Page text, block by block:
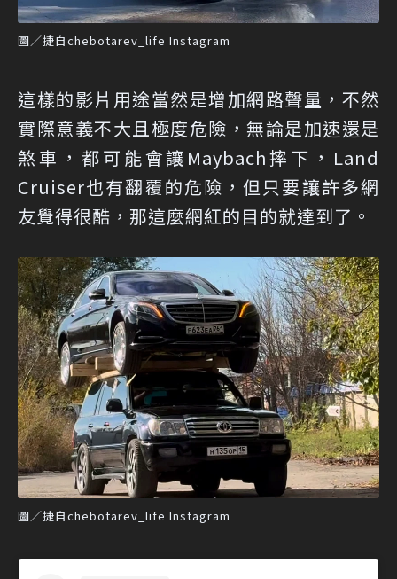
圖／捷自chebotarev_life Instagram
這樣的影片用途當然是增加網路聲量，不然
實際意義不大且極度危險，無論是加速還是
煞車，都可能會讓Maybach摔下，Land
Cruiser也有翻覆的危險，但只要讓許多網
友覺得很酷，那這麼網紅的目的就達到了。
圖／捷自chebotarev_life Instagram